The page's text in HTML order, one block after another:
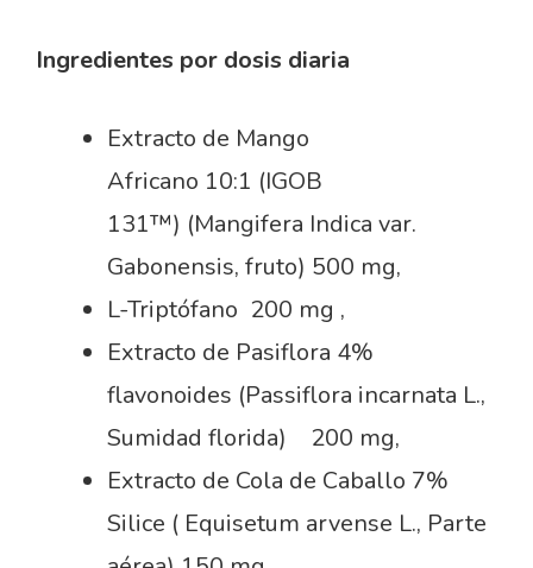
Ingredientes por dosis diaria
Extracto de Mango
Africano 10:1 (IGOB
131™) (Mangifera Indica var.
Gabonensis, fruto) 500 mg,
L-Triptófano 200 mg ,
Extracto de Pasiflora 4%
flavonoides (Passiflora incarnata L.,
Sumidad florida) 200 mg,
Extracto de Cola de Caballo 7%
Silice ( Equisetum arvense L., Parte